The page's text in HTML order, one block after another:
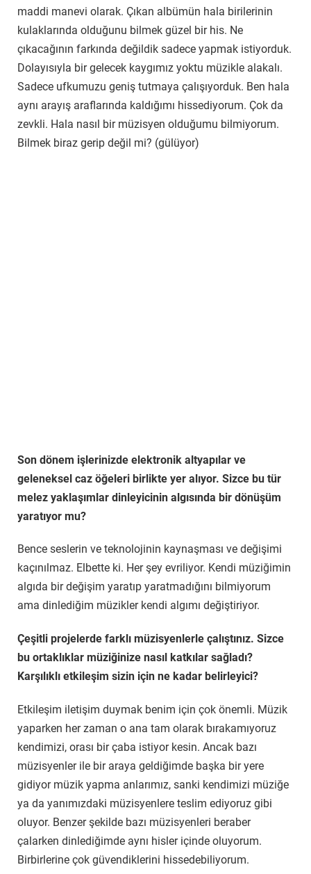
maddi manevi olarak. Çıkan albümün hala birilerinin
kulaklarında olduğunu bilmek güzel bir his. Ne
çıkacağının farkında değildik sadece yapmak istiyorduk.
Dolayısıyla bir gelecek kaygımız yoktu müzikle alakalı.
Sadece ufkumuzu geniş tutmaya çalışıyorduk. Ben hala
aynı arayış araflarında kaldığımı hissediyorum. Çok da
zevkli. Hala nasıl bir müzisyen olduğumu bilmiyorum.
Bilmek biraz gerip değil mi? (gülüyor)
Son dönem işlerinizde elektronik altyapılar ve
geleneksel caz öğeleri birlikte yer alıyor. Sizce bu tür
melez yaklaşımlar dinleyicinin algısında bir dönüşüm
yaratıyor mu?
Bence seslerin ve teknolojinin kaynaşması ve değişimi
kaçınılmaz. Elbette ki. Her şey evriliyor. Kendi müziğimin
algıda bir değişim yaratıp yaratmadığını bilmiyorum
ama dinlediğim müzikler kendi algımı değiştiriyor.
Çeşitli projelerde farklı müzisyenlerle çalıştınız. Sizce
bu ortaklıklar müziğinize nasıl katkılar sağladı?
Karşılıklı etkileşim sizin için ne kadar belirleyici?
Etkileşim iletişim duymak benim için çok önemli. Müzik
yaparken her zaman o ana tam olarak bırakamıyoruz
kendimizi, orası bir çaba istiyor kesin. Ancak bazı
müzisyenler ile bir araya geldiğimde başka bir yere
gidiyor müzik yapma anlarımız, sanki kendimizi müziğe
ya da yanımızdaki müzisyenlere teslim ediyoruz gibi
oluyor. Benzer şekilde bazı müzisyenleri beraber
çalarken dinlediğimde aynı hisler içinde oluyorum.
Birbirlerine çok güvendiklerini hissedebiliyorum.